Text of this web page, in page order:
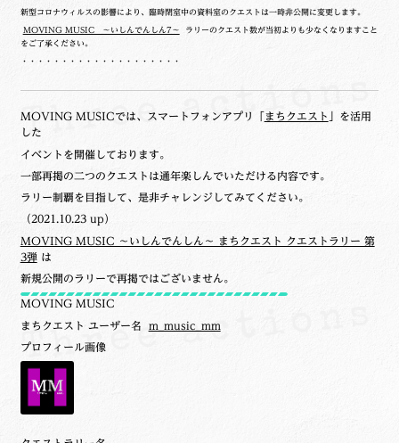
新型コロナウィルスの影響により、臨時閉室中の資料室のクエストは一時非公開に変更します。
MOVING MUSIC ～いしんでんしん7～ ラリーのクエスト数が当初よりも少なくなりますこと
をご了承ください。
・・・・・・・・・・・・・・・・・・・・
MOVING MUSICでは、スマートフォンアプリ「 まちクエスト
」を活用
した
イベントを開催しております。
一部再掲の二つのクエストは通年楽しんでいただける内容です。
ラリー制覇を目指して、是非チャレンジしてみてください。
（2021.10.23 up）
MOVING MUSIC ～いしんでんしん～ まちクエスト クエストラリー 第
3弾 は
新規公開のラリーで再掲ではございません。
MOVING MUSIC
まちクエスト ユーザー名 m_music_mm
プロフィール画像